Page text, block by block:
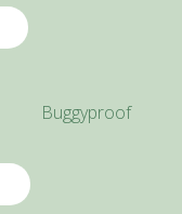
Buggyproof